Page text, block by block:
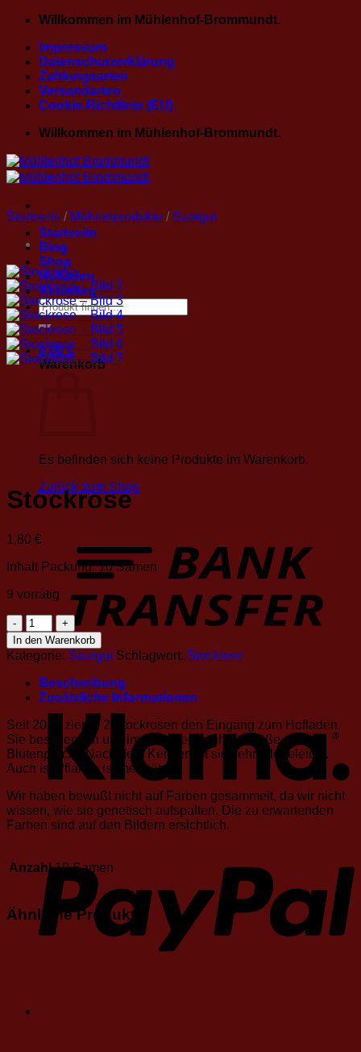
Zum
springen
Willkommen im Mühlenhof-Brommundt.
Impressum
Datenschutzerklärung
Zahlungsarten
Versandarten
Cookie-Richtlinie (EU)
Willkommen im Mühlenhof-Brommundt.
Startseite
Blog
Shop
Hofladen
Aktuelles
Suche
nach:
0,00€
Warenkorb
Es befinden sich keine Produkte im Warenkorb.
Zurück zum Shop
Startseite / Mühlenprodukte / Saatgut
Stockrose
1,80 €
Inhalt Packung: 10 Samen
9 vorrätig
Stockrose
Menge
In den Warenkorb
Kategorie: Saatgut Schlagwort: Stockrose
Beschreibung
Zusätzliche Informationen
Seit 2021 zieren 2 Stockrosen den Eingang zum Hofladen,
Sie beschenken uns im Sommer mit ihrer Größe und
Blütenpracht. Nach dem Keimen ist sie sehr pflegeleicht.
Auch ist Pflanze ist mehrjährig.
Wir haben bewußt nicht auf Farben gesammelt, da wir nicht
wissen, wie sie genetisch aufspalten. Die zu erwartenden
Farben sind auf den Bildern ersichtlich.
Anzahl 10 Samen
Ähnliche Produkte